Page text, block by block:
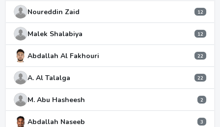
Noureddin Zaid 12
Malek Shalabiya 12
Abdallah Al Fakhouri 22
A. Al Talalga 22
M. Abu Hasheesh 2
Abdallah Naseeb 3